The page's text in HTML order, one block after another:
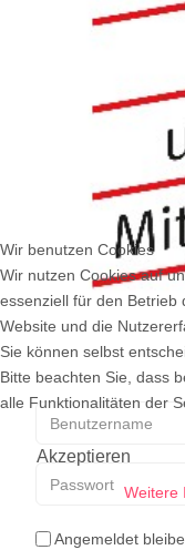
Benutzername
Angemeldet
Wir benutzen Cookies
Wir nutzen Cookies auf
essenziell für den Betrieb
Website und die
Sie können selbst
Bitte beachten Sie, dass
alle Funktionalitäten der
Akzeptieren
Weitere